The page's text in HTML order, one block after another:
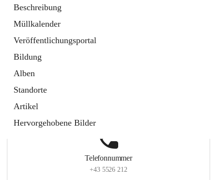
Beschreibung
Müllkalender
Veröffentlichungsportal
Bildung
Alben
Standorte
Artikel
Hervorgehobene Bilder
Telefonnummer
+43 5526 212